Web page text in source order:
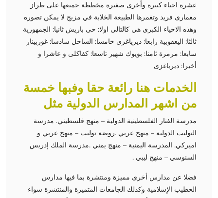
عشرة احياء كبيرة وأخرى صغيرة مخططة جميعها على طراز
معمارى فريد وتغمرها الطبيعة الخلابة في مزيج لا يمكن تصوره
وهذه الاحياء الكبرى هي كالتالى اولا: حى باريش ثانيا: الجمهورية
ثالثا: اليعقوبية رابعا: ديرياغزى خامسا: الساحل سادسا: غوربينار
سابعا: مرمرة ثامنا: بويوك شهير تاسعا: كفاكلى و عاشرا و
أخيرا: ديرياغزى
الخدمات هنا رائعة حقا وفبها خمسة
من اشهر المدارس الدولية مثل
مدرسة الفنار الفلسطينية الدولية – منهج فلسطيني. مدرسة
التوليب الدولية – منهج عربي .روضة توليب – منهج عربي و
اميركي. المدرسة اليمنية – منهج يمني .مدرسة الملك إدريس
السنوسي – منهج ليبي .
فضلا عن مدارس أخرى مميزة ومنتشرة بما فيها مدارس
الخطيب الإسلامية وكذلك الجامعات المتميزة والمنتشرة سواء